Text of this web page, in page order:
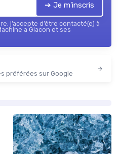
➔ Je m'inscris
j’accepte d’être contacté(e) à
a Glacon et ses
préférées sur Google